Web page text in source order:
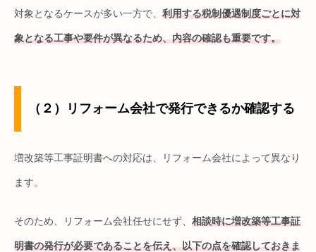
対象となるケースが多い一方で、 利用する税制優遇制度ごとに対
象となる工事や要件が異なるため、内容の確認も重要です。
（２）リフォーム会社で発行できるか確認する
増改築等工事証明書への対応は、リフォーム会社によって異なり
ます。
そのため、リフォーム会社任せにせず、 相談時に増改築等工事証
明書の発行が必要であることを伝え、以下の点を確認しておきま